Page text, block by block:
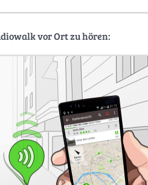
vor Ort zu hören: